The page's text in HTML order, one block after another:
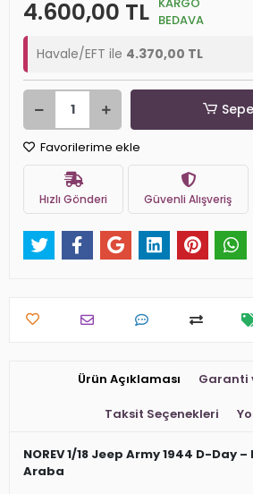
4.600,00 TL BEDAVA
Havale/EFT ile 4.370,00 TL
Favorilerime ekle
Hızlı Gönderi Güvenli Alışveriş
Ürün Açıklaması Garanti
Taksit Seçenekleri
NOREV 1/18 Jeep Army 1944 D-Day
Araba